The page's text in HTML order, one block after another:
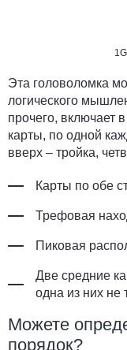
Эта головоломка
логического
прочего, включает
карты, по одной
вверх – тройка,
Карты по обе
Трефовая
Пиковая
Две средние
одна из них не
Можете
порядок?